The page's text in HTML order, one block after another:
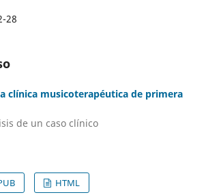
28
clínica musicoterapéutica de primera
de un caso clínico
HTML